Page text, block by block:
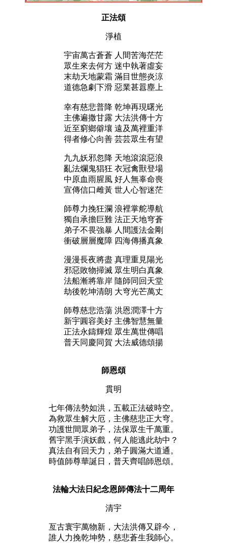
正法頌
淨植
宇宙萬古蒼蒼 人間苦海茫茫
眾生來去何方 迷中執著虛妄
末劫天地蒙霜 滿目世態炎涼
道德急劇下滑 惡業甚囂塵上
幸有慈悲普降 乾坤再現曙光
主佛遍撒甘露 大法洪傳十方
近至窮鄉僻壤 遠及萬裡重洋
得者修心向善 芸芸眾生有望
九九妖邪忽降 天地滾滾惡浪
亂法爛鬼猖狂 衣冠禽獸登場
中原血雨腥風 好人無辜命喪
宣傳信口雌黃 世人心智迷茫
師尊力挽狂瀾 浪裡掌舵導航
獨自承擔巨難 法正天地穹蒼
弟子不畏強暴 人間護法金剛
衝破層層魔障 四海傳播真象
漫漫長夜將盡 真理重見陽光
邪惡敗物掃滅 眾生明白真象
法船漸將靠岸 隨師同回天堂
劫後乾坤清朗 大穹光芒萬丈
師尊慈悲浩蕩 洪恩潤澤十方
新宇圓容美好 主佛智慧無量
正法永鑄輝煌 眾生萬世傳唱
普天同慶同賀 大法威德頌揚
師恩頌
貫明
七年傳法勢如洪，五載正法破時空。
為救眾生解大厄，主佛慈悲正大穹。
功護世間眾弟子，法保眾生千萬重。
舊宇黑手演妖戲，何人能逃此劫中？
真法自有回天力，弟子圓滿大道通。
時值師尊華誕日，普天齊唱師恩頌。
法輪大法日紀念恩師傳法十二周年
清宇
亙古寰宇萬物新，大法洪傳又辟今，
誰人力挽乾坤勢，慈悲蒼生我師心。